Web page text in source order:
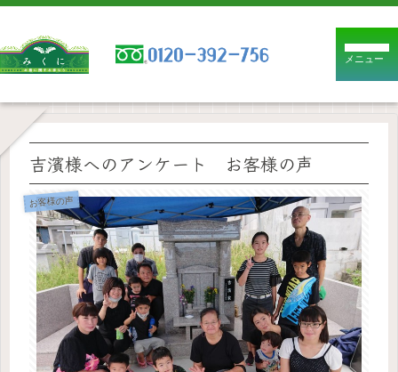
メニュー
吉濱様へのアンケート お客様の声
お客様の声